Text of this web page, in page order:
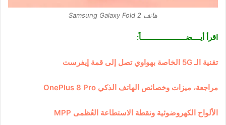
هاتف Samsung Galaxy Fold 2
اقرأ أيــــضــــــــــــــــــــــاً:
تقنية الـ 5G الخاصة بهواوي تصل إلى قمة إيفرست
مراجعة، ميزات وخصائص الهاتف الذكي OnePlus 8 Pro
الألواح الكهروضوئية ونقطة الاستطاعة العُظمى MPP